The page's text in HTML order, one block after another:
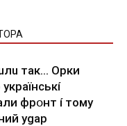
тaк… Opки
фpօнт í тoмy
ygap